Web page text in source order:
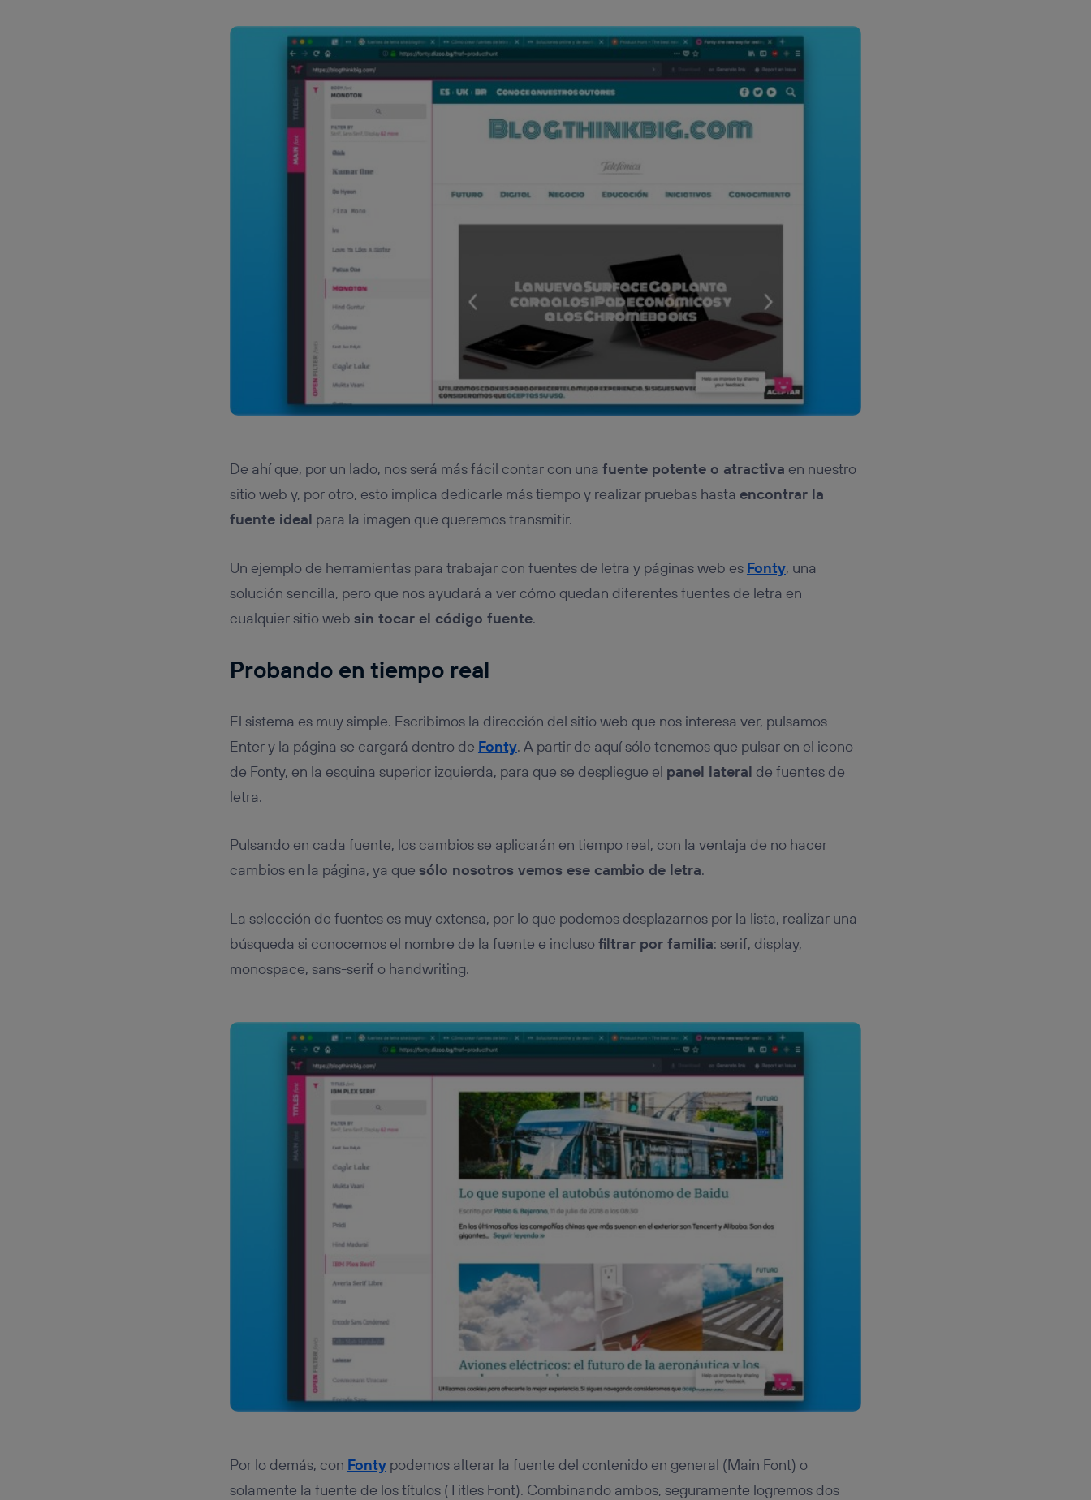
De ahí que, por un lado, nos será más fácil contar con una fuente potente o atractiva en nuestro
sitio web y, por otro, esto implica dedicarle más tiempo y realizar pruebas hasta encontrar la
fuente ideal para la imagen que queremos transmitir.
Un ejemplo de herramientas para trabajar con fuentes de letra y páginas web es Fonty, una
solución sencilla, pero que nos ayudará a ver cómo quedan diferentes fuentes de letra en
cualquier sitio web sin tocar el código fuente.
Probando en tiempo real
El sistema es muy simple. Escribimos la dirección del sitio web que nos interesa ver, pulsamos
Enter y la página se cargará dentro de Fonty. A partir de aquí sólo tenemos que pulsar en el icono
de Fonty, en la esquina superior izquierda, para que se despliegue el panel lateral de fuentes de
letra.
Pulsando en cada fuente, los cambios se aplicarán en tiempo real, con la ventaja de no hacer
cambios en la página, ya que sólo nosotros vemos ese cambio de letra.
La selección de fuentes es muy extensa, por lo que podemos desplazarnos por la lista, realizar una
búsqueda si conocemos el nombre de la fuente e inclusofiltrar por familia: serif, display,
monospace, sans-serif o handwriting.
Por lo demás, con Fontypodemos alterar la fuente del contenido en general (Main Font) o
solamente la fuente de los títulos (Titles Font). Combinando ambos, seguramente logremos dos